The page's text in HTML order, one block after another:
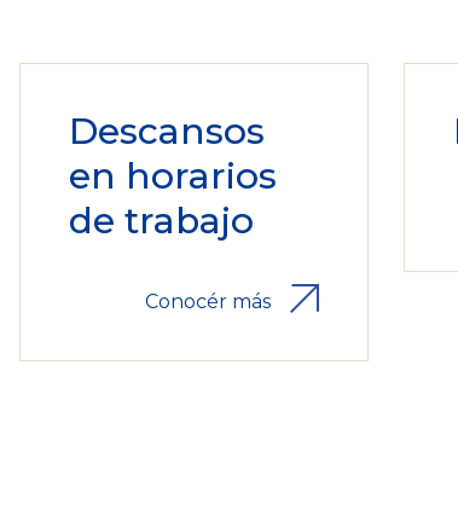
Descansos
en horarios
de trabajo
Conocér más